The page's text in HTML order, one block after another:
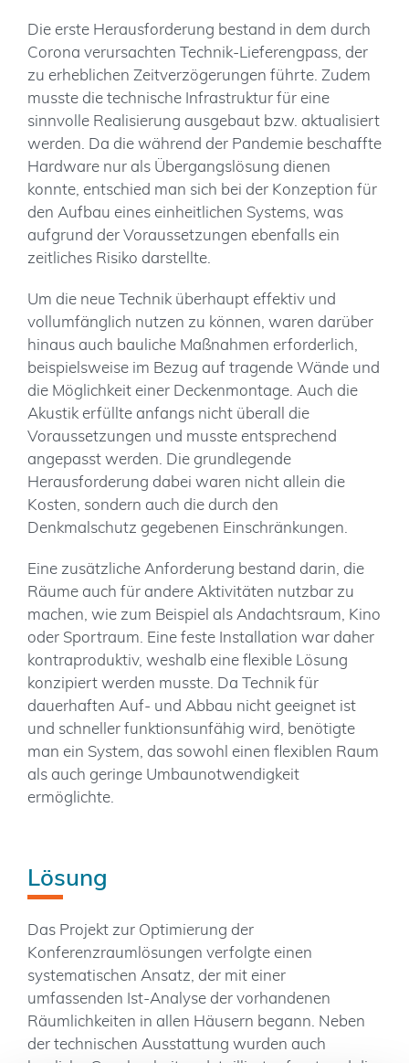
Die erste Herausforderung bestand in dem durch
Corona verursachten Technik-Lieferengpass, der
zu erheblichen Zeitverzögerungen führte. Zudem
musste die technische Infrastruktur für eine
sinnvolle Realisierung ausgebaut bzw. aktualisiert
werden. Da die während der Pandemie beschaffte
Hardware nur als Übergangslösung dienen
konnte, entschied man sich bei der Konzeption für
den Aufbau eines einheitlichen Systems, was
aufgrund der Voraussetzungen ebenfalls ein
zeitliches Risiko darstellte.
Um die neue Technik überhaupt effektiv und
vollumfänglich nutzen zu können, waren darüber
hinaus auch bauliche Maßnahmen erforderlich,
beispielsweise im Bezug auf tragende Wände und
die Möglichkeit einer Deckenmontage. Auch die
Akustik erfüllte anfangs nicht überall die
Voraussetzungen und musste entsprechend
angepasst werden. Die grundlegende
Herausforderung dabei waren nicht allein die
Kosten, sondern auch die durch den
Denkmalschutz gegebenen Einschränkungen.
Eine zusätzliche Anforderung bestand darin, die
Räume auch für andere Aktivitäten nutzbar zu
machen, wie zum Beispiel als Andachtsraum, Kino
oder Sportraum. Eine feste Installation war daher
kontraproduktiv, weshalb eine flexible Lösung
konzipiert werden musste. Da Technik für
dauerhaften Auf- und Abbau nicht geeignet ist
und schneller funktionsunfähig wird, benötigte
man ein System, das sowohl einen flexiblen Raum
als auch geringe Umbaunotwendigkeit
ermöglichte.
Lösung
Das Projekt zur Optimierung der
Konferenzraumlösungen verfolgte einen
systematischen Ansatz, der mit einer
umfassenden Ist-Analyse der vorhandenen
Räumlichkeiten in allen Häusern begann. Neben
der technischen Ausstattung wurden auch